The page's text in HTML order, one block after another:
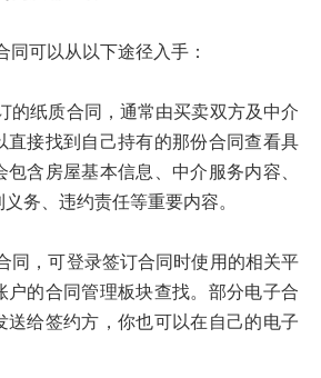
可以从以下途径入手：
纸质合同，通常由买卖双方及中介
直接找到自己持有的那份合同查看具
含房屋基本信息、中介服务内容、
务、违约责任等重要内容。
，可登录签订合同时使用的相关平
户的合同管理板块查找。部分电子合
送给签约方，你也可以在自己的电子